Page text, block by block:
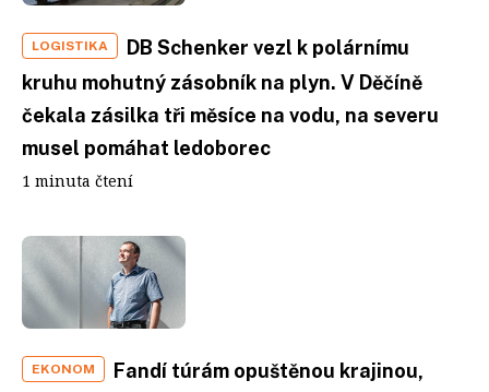
LOGISTIKA
DB Schenker vezl k polárnímu
kruhu mohutný zásobník na plyn. V Děčíně
čekala zásilka tři měsíce na vodu, na severu
musel pomáhat ledoborec
1 minuta čtení
EKONOM
Fandí túrám opuštěnou krajinou,